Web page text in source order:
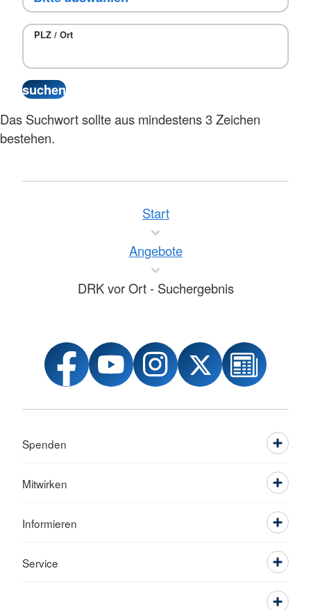
PLZ / Ort
Das Suchwort sollte aus mindestens 3 Zeichen
bestehen.
Start
Angebote
DRK vor Ort - Suchergebnis
Spenden
Mitwirken
Informieren
Service